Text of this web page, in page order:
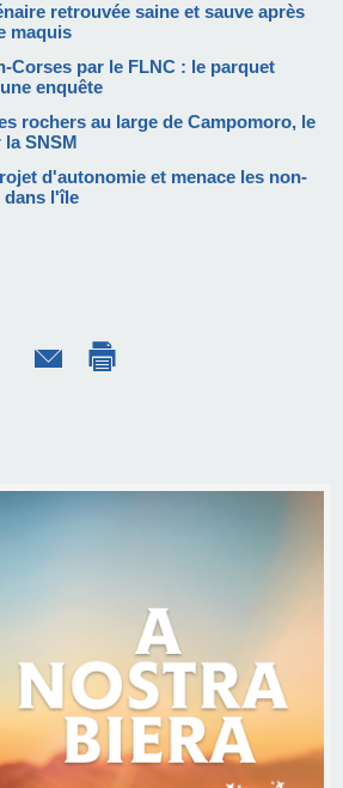
retrouvée saine et sauve après
maquis
Corses par le FLNC : le parquet
enquête
rochers au large de Campomoro, le
SNSM
d'autonomie et menace les non-
dans l'île